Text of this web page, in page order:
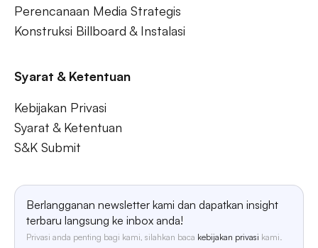
Perencanaan Media Strategis
Konstruksi Billboard & Instalasi
Syarat & Ketentuan
Kebijakan Privasi
Syarat & Ketentuan
S&K Submit
Berlangganan newsletter kami dan dapatkan insight
terbaru langsung ke inbox anda!
Privasi anda penting bagi kami, silahkan baca kebijakan privasi kami.